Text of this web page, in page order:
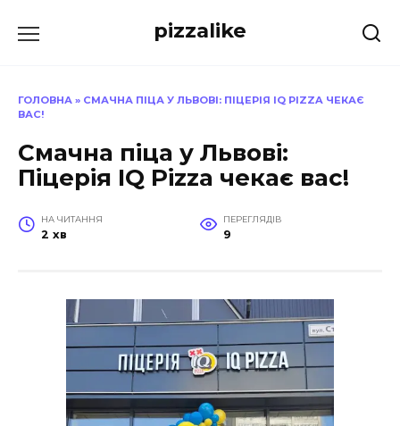
до
pizzalike
ГОЛОВНА » СМАЧНА ПІЦА У ЛЬВОВІ: ПІЦЕРІЯ IQ PIZZA ЧЕКАЄ
ВАС!
Смачна піца у Львові:
Піцерія IQ Pizza чекає вас!
НА ЧИТАННЯ
2 хв
ПЕРЕГЛЯДІВ
9